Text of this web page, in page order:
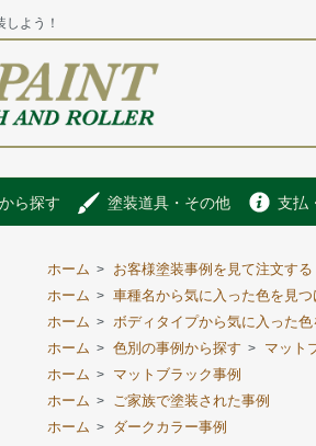
よう！
ら探す 塗装道具・その他 支払
ホーム > お客様塗装事例を見て注文する
ホーム > 車種名から気に入った色を見
ホーム > ボディタイプから気に入った
ホーム > 色別の事例から探す >
マット
ホーム >
マットブラック事例
ホーム >
ご家族で塗装された事例
ホーム > ダークカラー事例